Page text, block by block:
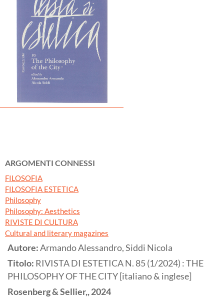
ARGOMENTI CONNESSI
FILOSOFIA
FILOSOFIA ESTETICA
Philosophy
Philosophy: Aesthetics
RIVISTE DI CULTURA
Cultural and literary magazines
Autore:Armando Alessandro, Siddi Nicola
Titolo: RIVISTA DI ESTETICA N. 85 (1/2024) : THE
PHILOSOPHY OF THE CITY [italiano & inglese]
Rosenberg & Sellier,,2024